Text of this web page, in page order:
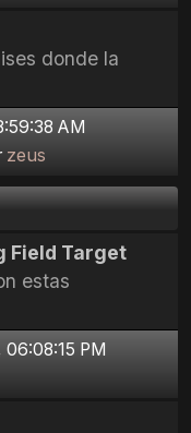
donde la
AM
zeus
Field Target
estas
06:08:15 PM